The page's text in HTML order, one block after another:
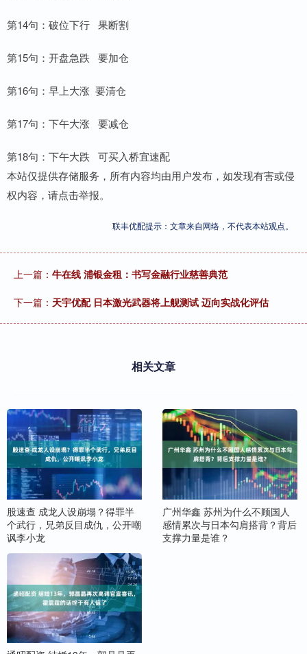
第14句：破位下行 果断割
第15句：开盘急跌 要加仓
第16句：早上大涨 要清仓
第17句：下午大涨 要减仓
第18句：下午大跌 可买入桥宜速配
本站仅提供存储服务，所有内容均由用户发布，如发现有害或侵
权内容，请点击举报。
联丰优配提示：文章来自网络，不代表本站观点。
上一篇： 牛在线 浦银金租：书写金融行业慈善典范
下一篇： 天宇优配 日本激光武器将上舰测试 迈向实战化评估
相关文章
股速查 成龙人设崩塌？得罪半
个武行，兄弟反目成仇，公开嘲
讽李小龙
广州华鑫 苏州为什么不顾国人
感情累次与日本勾肩搭背？背后
支撑力量是谁？